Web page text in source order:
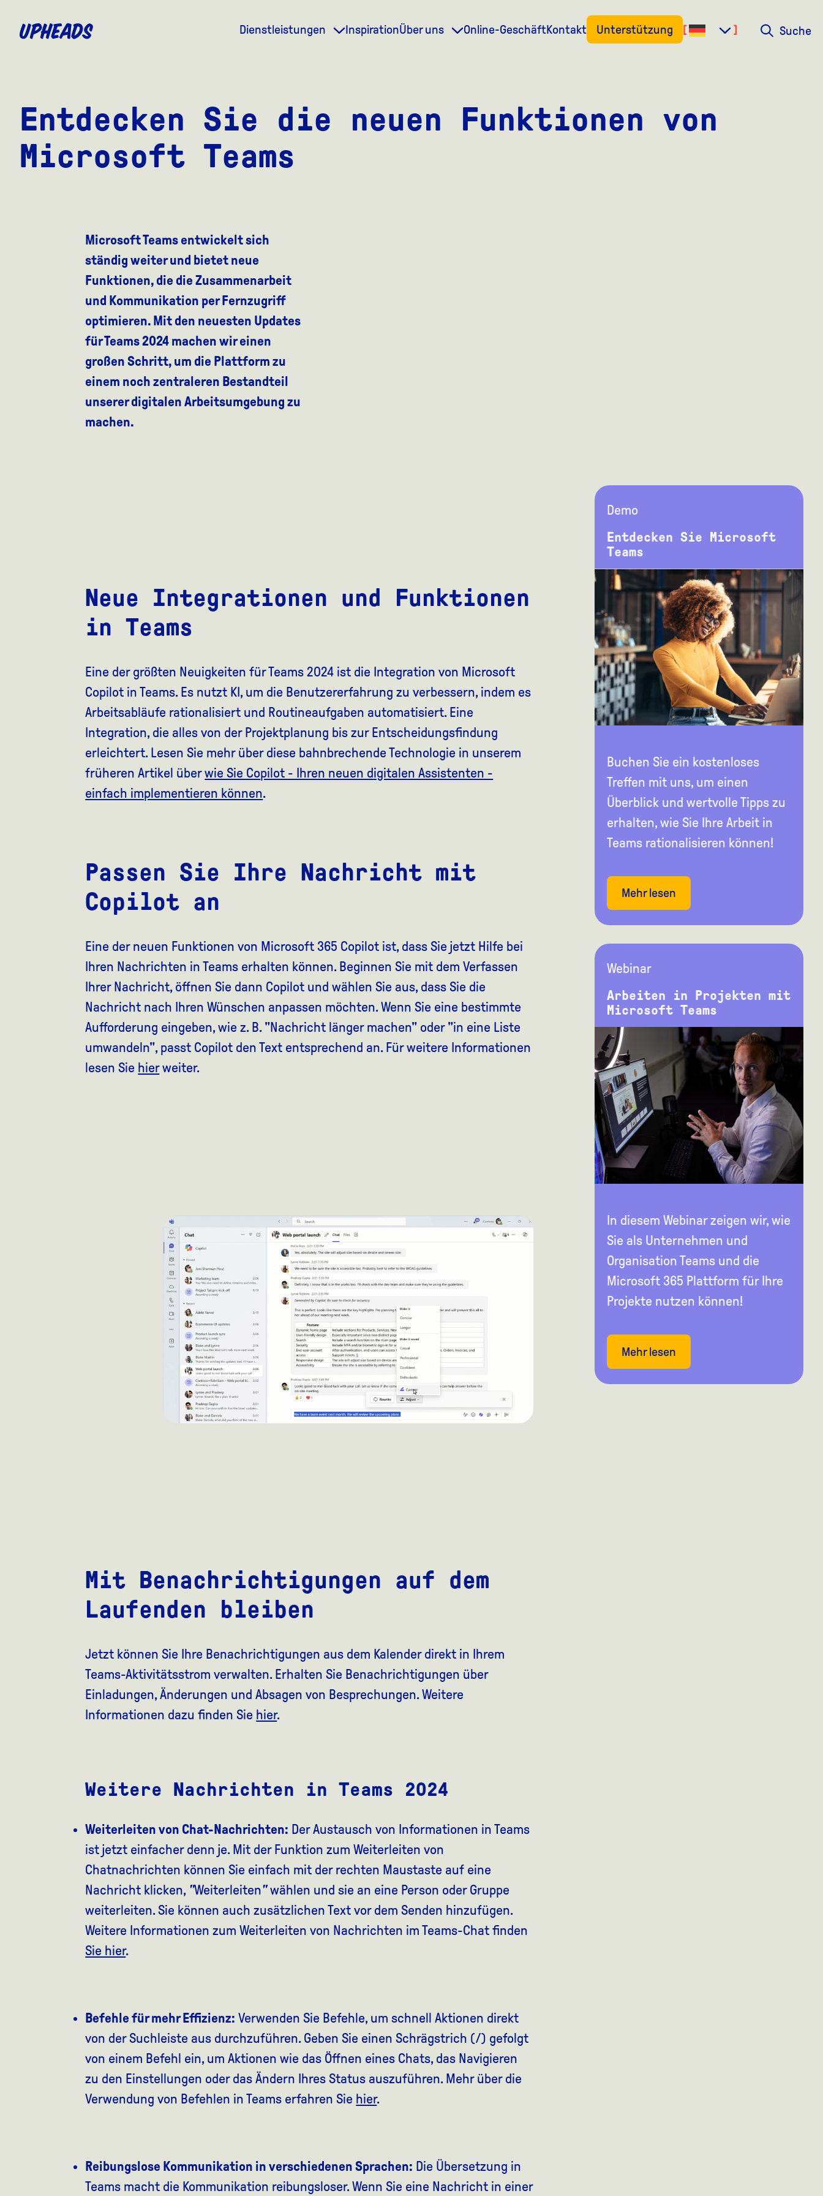
HAUPTINHALT
SPRINGEN
Dienstleistungen InspirationÜber uns Online-GeschäftKontakt Unterstützung Suche
Suche
Entdecken Sie die neuen Funktionen von
Microsoft Teams
Microsoft Teams entwickelt sich
ständig weiter und bietet neue
Funktionen, die die Zusammenarbeit
und Kommunikation per Fernzugriff
optimieren. Mit den neuesten Updates
für Teams 2024 machen wir einen
großen Schritt, um die Plattform zu
einem noch zentraleren Bestandteil
unserer digitalen Arbeitsumgebung zu
machen.
Neue Integrationen und Funktionen
in Teams
Eine der größten Neuigkeiten für Teams 2024 ist die Integration von Microsoft
Copilot in Teams. Es nutzt KI, um die Benutzererfahrung zu verbessern, indem es
Arbeitsabläufe rationalisiert und Routineaufgaben automatisiert. Eine
Integration, die alles von der Projektplanung bis zur Entscheidungsfindung
erleichtert. Lesen Sie mehr über diese bahnbrechende Technologie in unserem
früheren Artikel überwie Sie Copilot - Ihren neuen digitalen Assistenten -
einfach implementieren können.
Passen Sie Ihre Nachricht mit
Copilot an
Eine der neuen Funktionen von Microsoft 365 Copilot ist, dass Sie jetzt Hilfe bei
Ihren Nachrichten in Teams erhalten können. Beginnen Sie mit dem Verfassen
Ihrer Nachricht, öffnen Sie dann Copilot und wählen Sie aus, dass Sie die
Nachricht nach Ihren Wünschen anpassen möchten. Wenn Sie eine bestimmte
Aufforderung eingeben, wie z. B. "Nachricht länger machen" oder "in eine Liste
umwandeln", passt Copilot den Text entsprechend an. Für weitere Informationen
lesen Sie hierweiter.
Mit Benachrichtigungen auf dem
Laufenden bleiben
Jetzt können Sie Ihre Benachrichtigungen aus dem Kalender direkt in Ihrem
Teams-Aktivitätsstrom verwalten. Erhalten Sie Benachrichtigungen über
Einladungen, Änderungen und Absagen von Besprechungen. Weitere
Informationen dazu finden Sie hier.
Weitere Nachrichten in Teams 2024
Weiterleiten von Chat-Nachrichten: Der Austausch von Informationen in Teams
ist jetzt einfacher denn je. Mit der Funktion zum Weiterleiten von
Chatnachrichten können Sie einfach mit der rechten Maustaste auf eine
Nachricht klicken, "Weiterleiten"wählen und sie an eine Person oder Gruppe
weiterleiten. Sie können auch zusätzlichen Text vor dem Senden hinzufügen.
Weitere Informationen zum Weiterleiten von Nachrichten im Teams-Chat finden
Sie hier.
Befehle für mehr Effizienz: Verwenden Sie Befehle, um schnell Aktionen direkt
von der Suchleiste aus durchzuführen. Geben Sie einen Schrägstrich (/) gefolgt
von einem Befehl ein, um Aktionen wie das Öffnen eines Chats, das Navigieren
zu den Einstellungen oder das Ändern Ihres Status auszuführen. Mehr über die
Verwendung von Befehlen in Teams erfahren Sie hier.
Reibungslose Kommunikation in verschiedenen Sprachen: Die Übersetzung in
Teams macht die Kommunikation reibungsloser. Wenn Sie eine Nachricht in einer
Demo
Entdecken Sie Microsoft
Teams
Buchen Sie ein kostenloses
Treffen mit uns, um einen
Überblick und wertvolle Tipps zu
erhalten, wie Sie Ihre Arbeit in
Teams rationalisieren können!
Mehr lesen
Webinar
Arbeiten in Projekten mit
Microsoft Teams
In diesem Webinar zeigen wir, wie
Sie als Unternehmen und
Organisation Teams und die
Microsoft 365 Plattform für Ihre
Projekte nutzen können!
Mehr lesen